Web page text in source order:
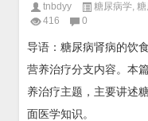
tnbdyy 糖尿病学, 糖
416
0
导语：糖尿病肾病的饮
营养治疗分支内容。本
养治疗主题，主要讲述
面医学知识。